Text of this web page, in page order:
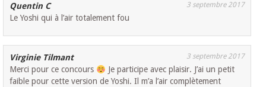
Quentin C 3 septembre 2017
Le Yoshi qui à l’air totalement fou
Virginie Tilmant 3 septembre 2017
Merci pour ce concours
Je participe avec plaisir. J’ai un petit
faible pour cette version de Yoshi. Il m’a l’air complètement